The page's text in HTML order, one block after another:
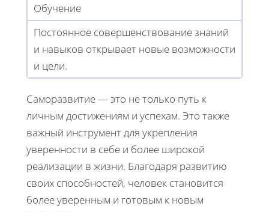
Обучение
Постоянное совершенствование знаний
и навыков открывает новые возможности
и цели.
Саморазвитие — это не только путь к
личным достижениям и успехам. Это также
важный инструмент для укрепления
уверенности в себе и более широкой
реализации в жизни. Благодаря развитию
своих способностей, человек становится
более уверенным и готовым к новым